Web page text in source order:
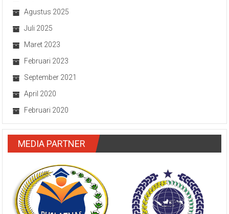
Agustus 2025
Juli 2025
Maret 2023
Februari 2023
September 2021
April 2020
Februari 2020
MEDIA PARTNER